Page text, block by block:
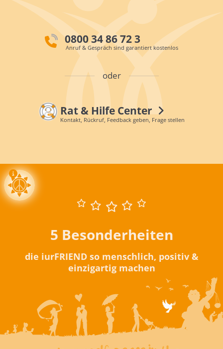
0800 34 86 72 3
Anruf & Gespräch sind garantiert kostenlos
oder
Rat & Hilfe Center
Kontakt, Rückruf, Feedback geben, Frage stellen
5 Besonderheiten
die iurFRIEND so menschlich, positiv &
einzigartig machen